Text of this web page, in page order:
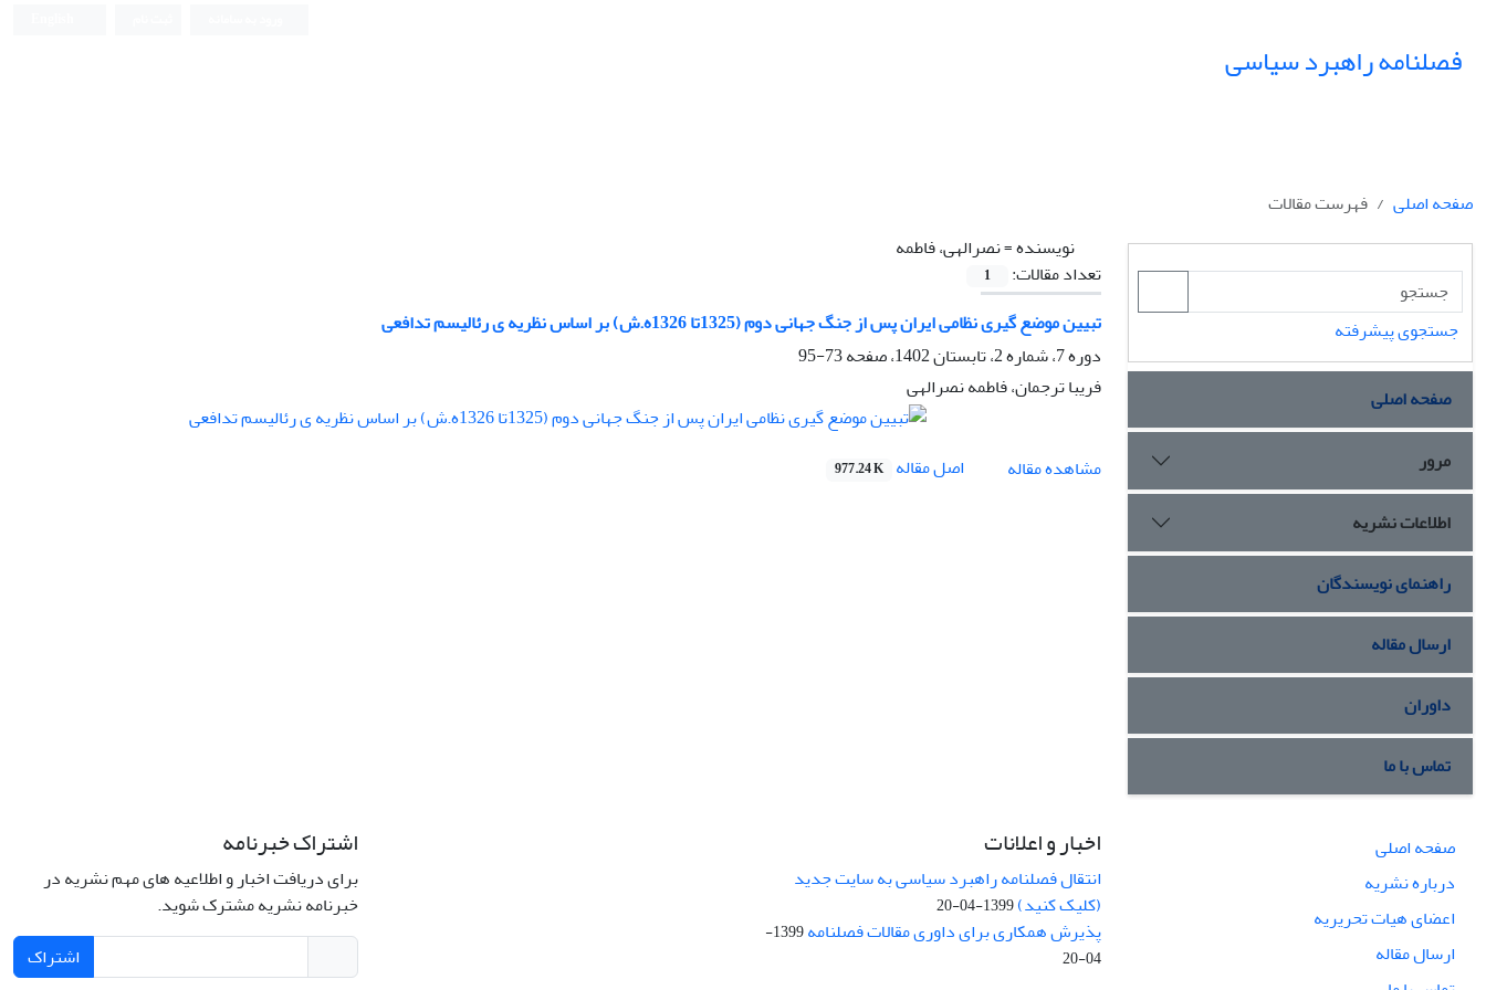
فصلنامه راهبرد سیاسی
صفحه اصلی
فهرست مقالات
نویسنده =نصرالهی، فاطمه
تعداد مقالات:
1
تبیین موضع گیری نظامی ایران پس از جنگ جهانی دوم (1325تا 1326ه.ش) بر اساس نظریه ی رئالیسم تدافعی
دوره 7، شماره 2، تابستان 1402، صفحه
73-95
فریبا ترجمان، فاطمه نصرالهی
مشاهده مقاله اصل مقاله 977.24 K
جستجوی پیشرفته
صفحه اصلی
مرور
اطلاعات نشریه
راهنمای نویسندگان
ارسال مقاله
داوران
تماس با ما
صفحه اصلی
درباره نشریه
اعضای هیات تحریریه
ارسال مقاله
اخبار و اعلانات
انتقال فصلنامه راهبرد سیاسی به سایت جدید
(کلیک کنید)1399-04-20
پذیرش همکاری برای داوری مقالات فصلنامه
1399-
04-20
اشتراک خبرنامه
برای دریافت اخبار و اطلاعیه های مهم نشریه در
خبرنامه نشریه مشترک شوید.
اشتراک